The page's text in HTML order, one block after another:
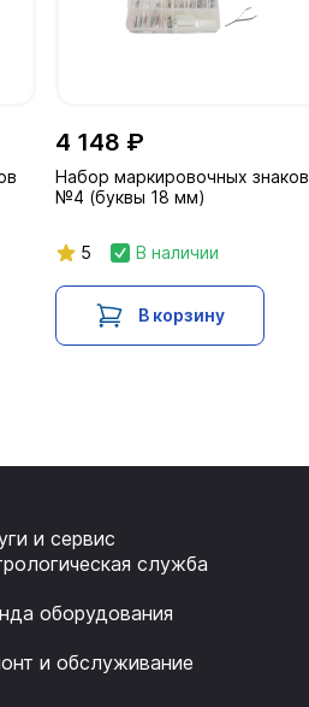
4 148 ₽
Набор маркировочных знаков
№4 (буквы 18 мм)
5 В наличии
В корзину
и сервис
служба
оборудования
и обслуживание